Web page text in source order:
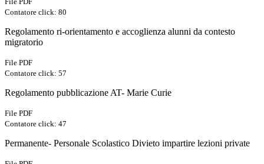
Contatore click: 80
Regolamento ri-orientamento e accoglienza alunni da contesto
migratorio
File PDF
Contatore click: 57
Regolamento pubblicazione AT- Marie Curie
File PDF
Contatore click: 47
Permanente- Personale Scolastico Divieto impartire lezioni private